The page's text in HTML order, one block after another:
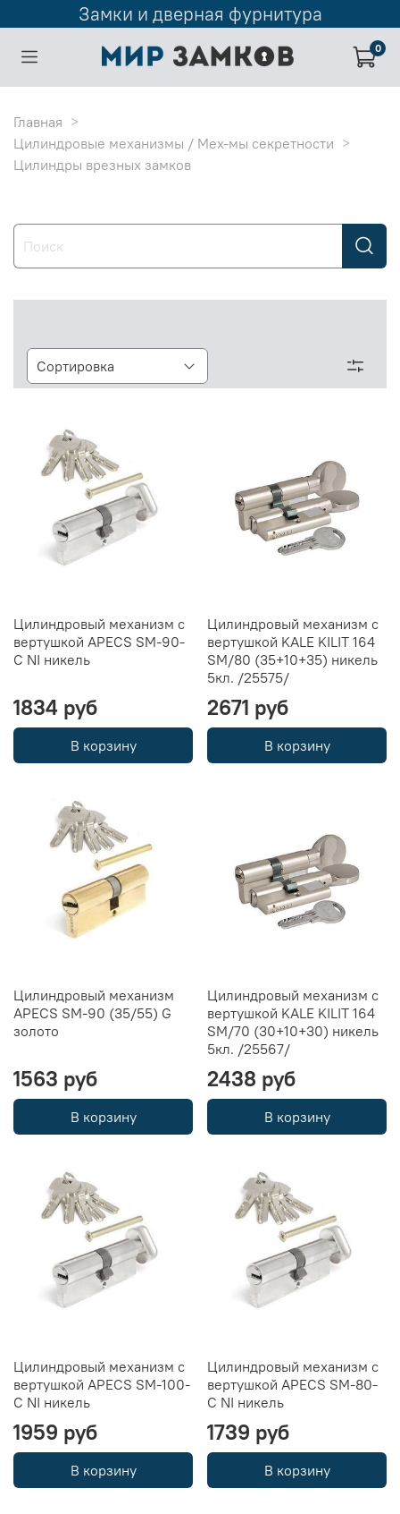
Замки и дверная фурнитура
0
Главная
Цилиндровые механизмы / Мех-мы секретности
Цилиндры врезных замков
Цилиндровый механизм с
вертушкой APECS SM-90-
C NI никель
1834 руб
В корзину
Цилиндровый механизм с
вертушкой KALE KILIT 164
SM/80 (35+10+35) никель
5кл. /25575/
2671 руб
В корзину
Цилиндровый механизм
APECS SM-90 (35/55) G
золото
1563 руб
В корзину
Цилиндровый механизм с
вертушкой KALE KILIT 164
SM/70 (30+10+30) никель
5кл. /25567/
2438 руб
В корзину
Цилиндровый механизм с
вертушкой APECS SM-100-
C NI никель
1959 руб
В корзину
Цилиндровый механизм с
вертушкой APECS SM-80-
C NI никель
1739 руб
В корзину